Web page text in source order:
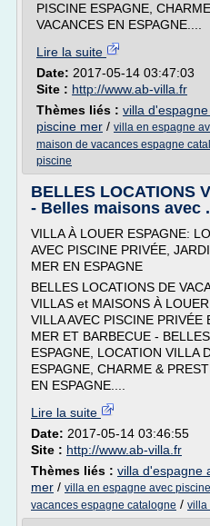
PISCINE ESPAGNE,
VACANCES EN ESPAGNE....
Lire la suite
Date: 2017-05-14 03:47:03
Site : http://www.ab-villa.fr
Thèmes liés : villa
piscine mer / villa en espagne
maison de vacances espagne
piscine
BELLES LOCATIONS
- Belles maisons avec
VILLA À LOUER ESPAGNE:
AVEC PISCINE PRIVÉE,
MER EN ESPAGNE
BELLES LOCATIONS DE
VILLAS et MAISONS À
VILLA AVEC PISCINE PRIVÉE
MER ET BARBECUE -
ESPAGNE, LOCATION VILLA
ESPAGNE, CHARME &
EN ESPAGNE....
Lire la suite
Date: 2017-05-14 03:46:55
Site : http://www.ab-villa.fr
Thèmes liés : villa d'espagne
mer / villa en espagne avec
vacances espagne catalogne / villa